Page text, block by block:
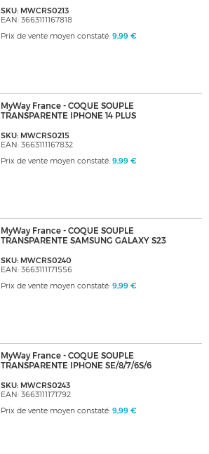
SKU: MWCRS0213
EAN: 3663111167818
Prix de vente moyen constaté: 9,99 €
MyWay France - COQUE SOUPLE
TRANSPARENTE IPHONE 14 PLUS
SKU: MWCRS0215
EAN: 3663111167832
Prix de vente moyen constaté: 9,99 €
MyWay France - COQUE SOUPLE
TRANSPARENTE SAMSUNG GALAXY S23
SKU: MWCRS0240
EAN: 3663111171556
Prix de vente moyen constaté: 9,99 €
MyWay France - COQUE SOUPLE
TRANSPARENTE IPHONE SE/8/7/6S/6
SKU: MWCRS0243
EAN: 3663111171792
Prix de vente moyen constaté: 9,99 €